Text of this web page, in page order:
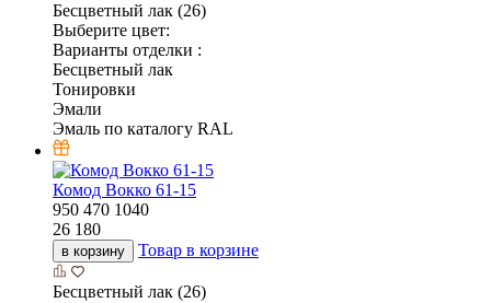
Бесцветный лак (26)
Выберите цвет:
Варианты отделки :
Бесцветный лак
Тонировки
Эмали
Эмаль по каталогу RAL
Комод Вокко 61-15
950 470 1040
26 180
в корзину Товар в корзине
Бесцветный лак (26)